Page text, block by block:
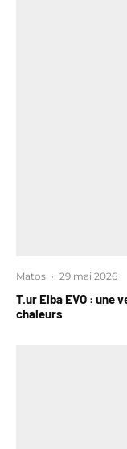
Matos · 29 mai 2026
T.ur Elba EVO : une
chaleurs